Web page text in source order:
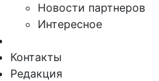
Новости партнеров
Интересное
Контакты
Редакция